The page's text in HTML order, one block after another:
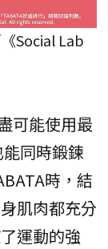
Social Lab
可能使用最
同時鍛鍊
時，結
肌肉都充分
運動的強